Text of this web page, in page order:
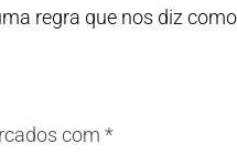
regra que nos diz
com *